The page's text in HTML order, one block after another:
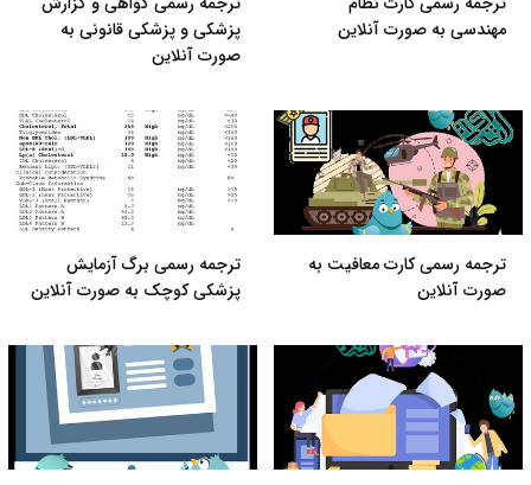
مهندسی به صورت آنلاین
پزشکی و پزشکی قانونی به
صورت آنلاین
ترجمه رسمی کارت معافیت به
صورت آنلاین
ترجمه رسمی برگ آزمایش
پزشکی کوچک به صورت آنلاین